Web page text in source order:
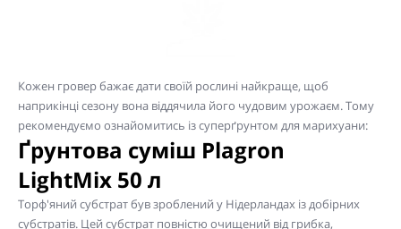
Кожен гровер бажає дати своїй рослині найкраще, щоб
наприкінці сезону вона віддячила його чудовим урожаєм. Тому
рекомендуємо ознайомитись із суперґрунтом для марихуани:
Ґрунтова суміш Plagron
LightMix 50 л
Торф'яний субстрат був зроблений у Нідерландах із добірних
субстратів. Цей субстрат повністю очищений від грибка,